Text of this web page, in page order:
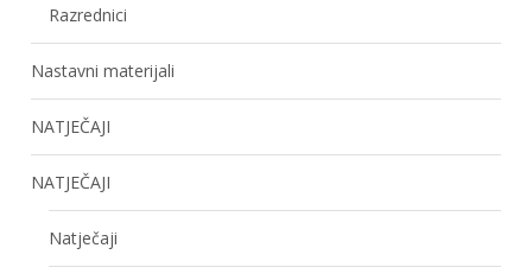
Razrednici
Nastavni materijali
NATJEČAJI
NATJEČAJI
Natječaji